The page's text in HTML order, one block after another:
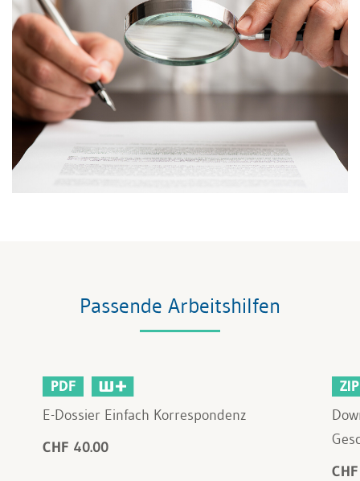
Passende Arbeitshilfen
PDF
E-Dossier Einfach Korrespondenz
CHF 40.00
ZIP